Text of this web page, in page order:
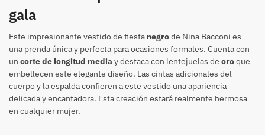
gala
Este impresionante vestido de fiesta negrode Nina Bacconi es
una prenda única y perfecta para ocasiones formales. Cuenta con
un corte de longitud mediay destaca con lentejuelas de oroque
embellecen este elegante diseño. Las cintas adicionales del
cuerpo y la espalda confieren a este vestido una apariencia
delicada y encantadora. Esta creación estará realmente hermosa
en cualquier mujer.